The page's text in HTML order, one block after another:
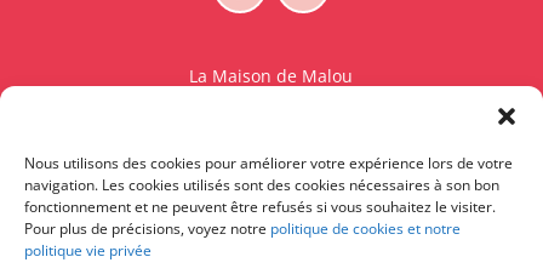
Nous utilisons des cookies pour améliorer votre expérience lors de votre
navigation. Les cookies utilisés sont des cookies nécessaires à son bon
fonctionnement et ne peuvent être refusés si vous souhaitez le visiter.
Pour plus de précisions, voyez notre politique de cookies et notre
politique vie privée
La Maison de Malou
BE 0765.825.589
© La Maison de Malou – TDM interdit sauf accord
écrit préalable | Entraînement d’IA strictement